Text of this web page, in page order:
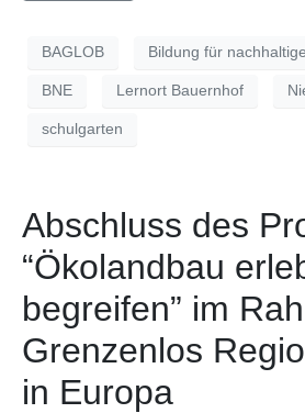
BAGLOB Bildung für
BNE Lernort Bauernhof
schulgarten
Abschluss des
“Ökolandbau
begreifen” im
Grenzenlos
in Europa